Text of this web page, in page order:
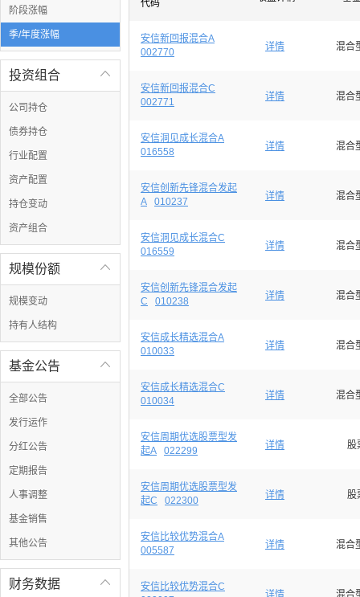
阶段涨幅
季/年度涨幅

投资组合
公司持仓
债券持仓
行业配置
资产配置
持仓变动
资产组合

规模份额
规模变动
持有人结构

基金公告
全部公告
发行运作
分红公告
定期报告
人事调整
基金销售
其他公告

财务数据
代码
安信新回报混合A
002770
详情 混合
安信新回报混合C
002771
详情 混合
安信洞见成长混合A
016558
详情 混合
安信创新先锋混合发起
A
010237 详情 混合
安信洞见成长混合C
016559
详情 混合
安信创新先锋混合发起
C
010238 详情 混合
安信成长精选混合A
010033
详情 混合
安信成长精选混合C
010034
详情 混合
安信周期优选股票型发
起A
022299 详情 股
安信周期优选股票型发
起C
022300 详情 股
安信比较优势混合A
005587
详情 混合
安信比较优势混合C
详情 混合